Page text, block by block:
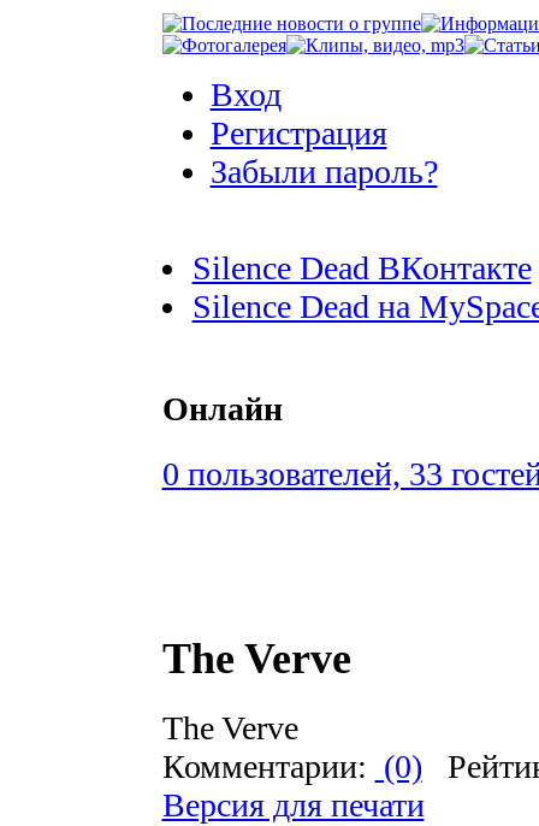
Вход
Регистрация
Забыли пароль?
Silence Dead ВКонтакте
Silence Dead на
Онлайн
0 пользователей, 33
The Verve
The Verve
Комментарии: (0)
Версия для печати